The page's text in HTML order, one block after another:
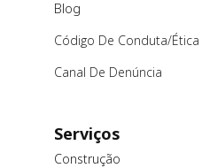
Blog
Código De Conduta/ética
Canal De Denúncia
Serviços
Construção